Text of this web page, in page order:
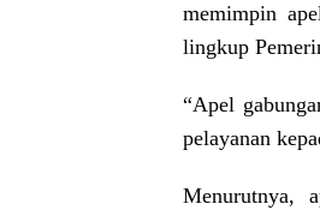
memimpin
lingkup
“Apel
pelayanan
Menurutnya,